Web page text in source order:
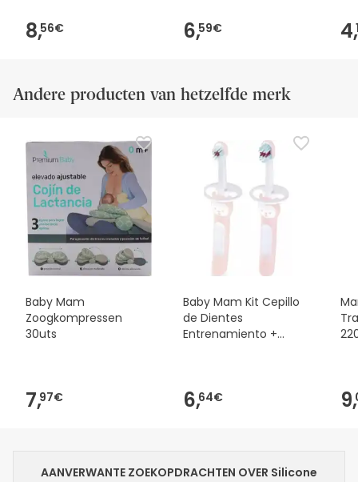
8,56€ 6,59€ 4,
Andere producten van hetzelfde merk
Baby Mam
Zoogkompressen
30uts
7,97€
Baby Mam Kit Cepillo
de Dientes
Entrenamiento +
6,64€ 9,
AANVERWANTE ZOEKOPDRACHTEN OVER Silicone